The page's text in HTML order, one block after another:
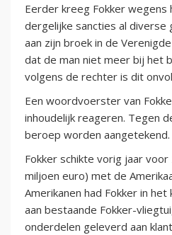
Eerder kreeg Fokker wegens
dergelijke sancties al
aan zijn broek in de
dat de man niet meer bij het
volgens de rechter is dit
Een woordvoerster van
inhoudelijk reageren. Tegen
beroep worden aangetekend.
Fokker schikte vorig jaar
miljoen euro) met de
Amerikanen had Fokker in
aan bestaande Fokker-
onderdelen geleverd aan